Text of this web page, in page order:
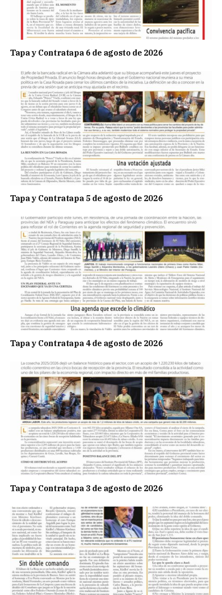
Tapa y Contratapa 6 de agosto de 2026
Tapa y Contratapa 5 de agosto de 2026
Tapa y Contratapa 4 de agosto de 2026
Tapa y Contratapa 3 de agosto de 2026